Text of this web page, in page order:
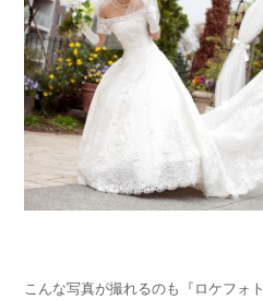
こんな写真が撮れるのも『ロケフォ